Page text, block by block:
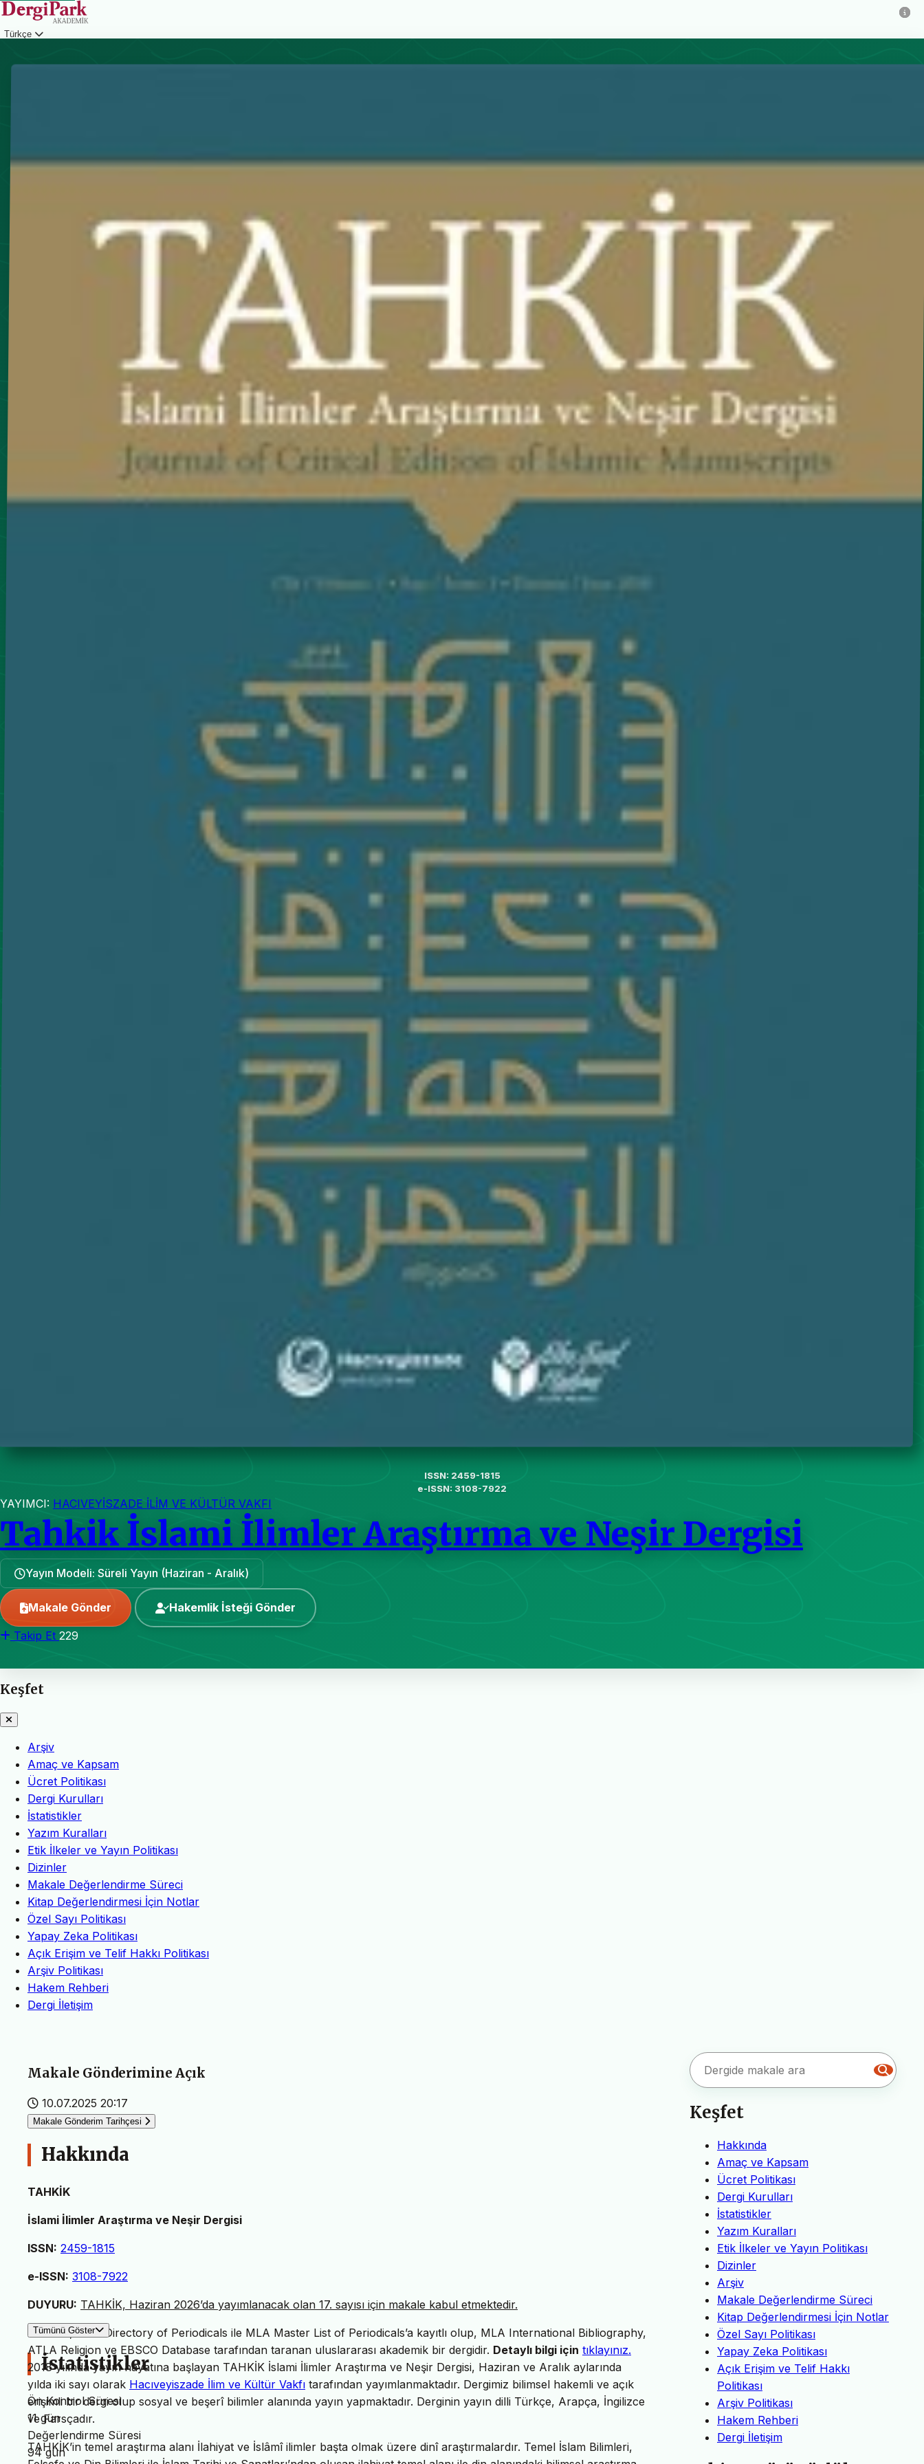
Türkçe
ISSN: 2459-1815
e-ISSN: 3108-7922
YAYIMCI: HACIVEYİSZADE İLİM VE KÜLTÜR VAKFI
Tahkik İslami İlimler Araştırma ve Neşir Dergisi
Yayın Modeli: Süreli Yayın (Haziran - Aralık)
Makale Gönder Hakemlik İsteği Gönder
Takip Et 229
Keşfet
Arşiv
Amaç ve Kapsam
Ücret Politikası
Dergi Kurulları
İstatistikler
Yazım Kuralları
Etik İlkeler ve Yayın Politikası
Dizinler
Makale Değerlendirme Süreci
Kitap Değerlendirmesi İçin Notlar
Özel Sayı Politikası
Yapay Zeka Politikası
Açık Erişim ve Telif Hakkı Politikası
Arşiv Politikası
Hakem Rehberi
Dergi İletişim
Makale Gönderimine Açık
10.07.2025 20:17
Makale Gönderim Tarihçesi
Hakkında
TAHKİK
İslami İlimler Araştırma ve Neşir Dergisi
ISSN: 2459-1815
e-ISSN: 3108-7922
DUYURU: TAHKİK, Haziran 2026’da yayımlanacak olan 17. sayısı için makale kabul etmektedir.
TAHKİK, MLA Directory of Periodicals ile MLA Master List of Periodicals’a kayıtlı olup, MLA International Bibliography,
ATLA Religion ve EBSCO Database tarafından taranan uluslararası akademik bir dergidir. Detaylı bilgi için tıklayınız.
2018 yılında yayın hayatına başlayan TAHKİK İslami İlimler Araştırma ve Neşir Dergisi, Haziran ve Aralık aylarında
yılda iki sayı olarak Hacıveyiszade İlim ve Kültür Vakfı tarafından yayımlanmaktadır. Dergimiz bilimsel hakemli ve açık
erişimli bir dergi olup sosyal ve beşerî bilimler alanında yayın yapmaktadır. Derginin yayın dilli Türkçe, Arapça, İngilizce
ve Farsçadır.
TAHKİK’in temel araştırma alanı İlahiyat ve İslâmî ilimler başta olmak üzere dinî araştırmalardır. Temel İslam Bilimleri,
Tümünü Göster
İstatistikler
Ön Kontrol Süresi
11 gün
Değerlendirme Süresi
94 gün
Keşfet
Hakkında
Amaç ve Kapsam
Ücret Politikası
Dergi Kurulları
İstatistikler
Yazım Kuralları
Etik İlkeler ve Yayın Politikası
Dizinler
Arşiv
Makale Değerlendirme Süreci
Kitap Değerlendirmesi İçin Notlar
Özel Sayı Politikası
Yapay Zeka Politikası
Açık Erişim ve Telif Hakkı
Politikası
Arşiv Politikası
Hakem Rehberi
Dergi İletişim